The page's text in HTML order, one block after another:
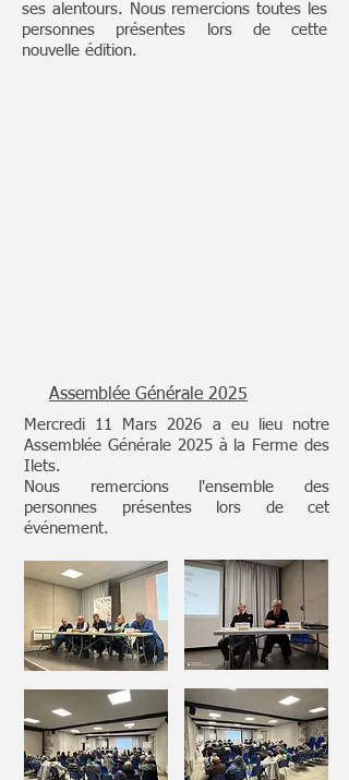
ses alentours. Nous remercions toutes les
personnes présentes lors de cette
nouvelle édition.
Assemblée Générale 2025
Mercredi 11 Mars 2026 a eu lieu notre
Assemblée Générale 2025 à la Ferme des
Ilets.
Nous remercions l'ensemble des
personnes présentes lors de cet
événement.